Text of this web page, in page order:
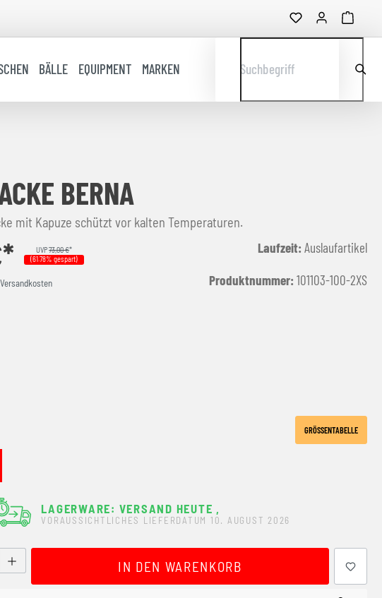
BÄLLE EQUIPMENT MARKEN Suchbegriff
BERNA
mit Kapuze schützt vor kalten Temperaturen.
UVP73,00 €*
(61.78% gespart)
Laufzeit: Auslaufartikel
Produktnummer: 101103-100-2XS
GRÖSSENTABELLE
LAGERWARE: VERSAND HEUTE
VORAUSSICHTLICHES LIEFERDATUM 10. AUGUST 2026
Gib den gewünschten Wert ein oder benutze die Schaltflächen
IN DEN WARENKORB